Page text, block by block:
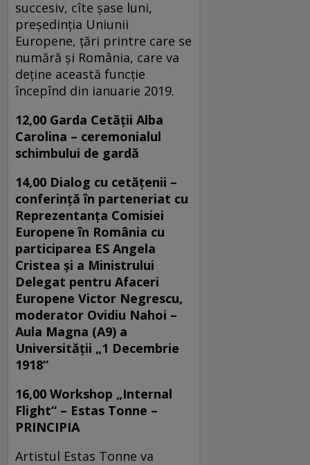
succesiv, cîte șase luni,
președinția Uniunii
Europene, ţări printre care se
numără și România, care va
deține această funcție
începînd din ianuarie 2019.
12,00 Garda Cetății Alba
Carolina – ceremonialul
schimbului de gardă
14,00 Dialog cu cetățenii –
conferință în parteneriat cu
Reprezentanța Comisiei
Europene în România cu
participarea ES Angela
Cristea și a Ministrului
Delegat pentru Afaceri
Europene Victor Negrescu,
moderator Ovidiu Nahoi –
Aula Magna (A9) a
Universităţii „1 Decembrie
1918“
16,00 Workshop „Internal
Flight“ – Estas Tonne –
PRINCIPIA
Artistul Estas Tonne va